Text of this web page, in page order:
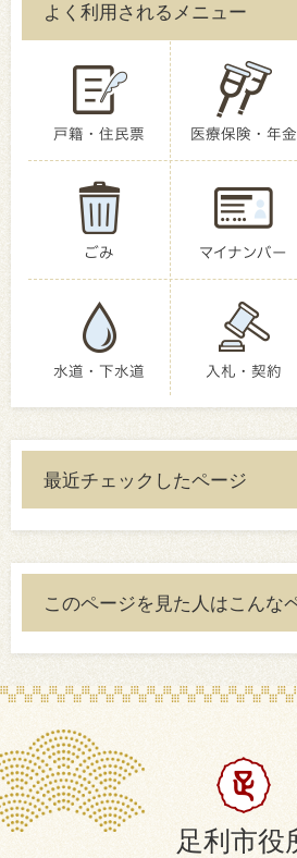
よく利用されるメニュー
戸籍・住民票 医療保険・年金
ごみ マイナンバー
水道・下水道 入札・契約
最近チェックしたページ
このページを見た人はこんな
足利市役